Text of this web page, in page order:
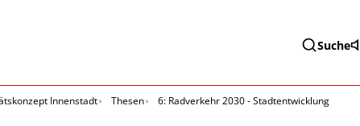
Suche
Innenstadt Thesen 6: Radverkehr 2030 - Stadtentwicklung